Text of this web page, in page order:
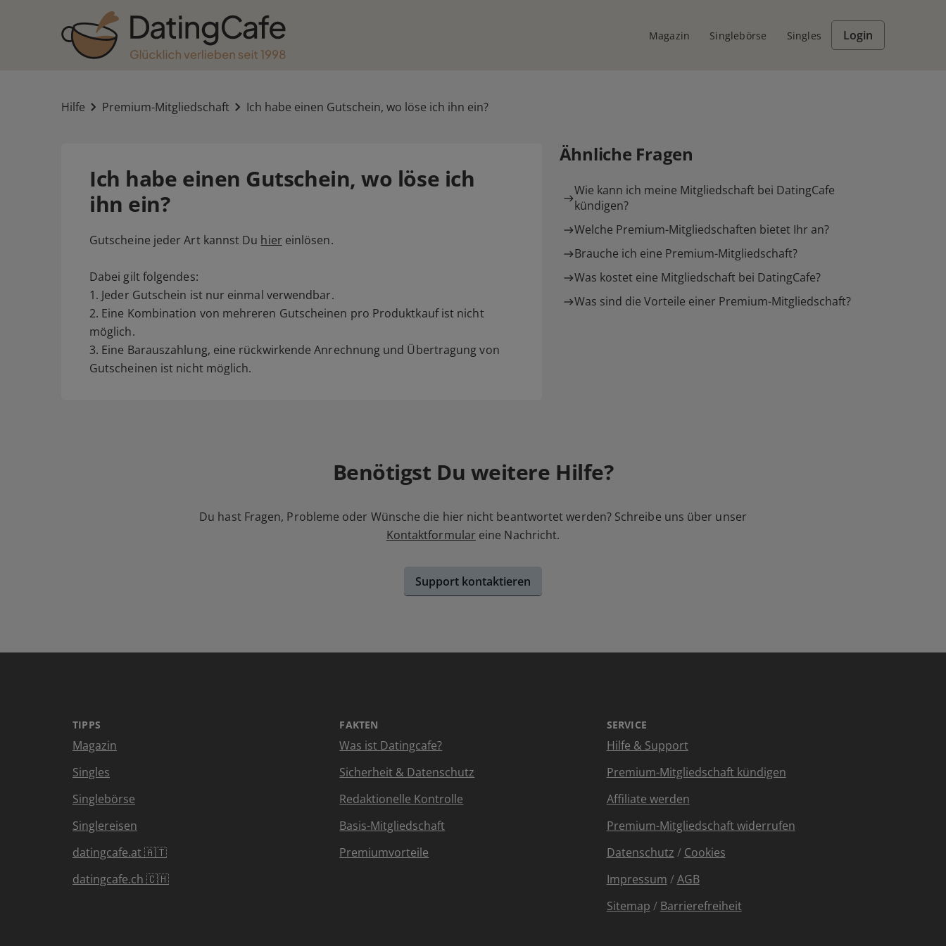
Magazin Singlebörse Singles Login
Hilfe Premium-Mitgliedschaft Ich habe einen Gutschein, wo löse ich ihn ein?
Ich habe einen Gutschein, wo löse ich
ihn ein?
Gutscheine jeder Art kannst Du hier einlösen.
Dabei gilt folgendes:
1. Jeder Gutschein ist nur einmal verwendbar.
2. Eine Kombination von mehreren Gutscheinen pro Produktkauf ist nicht
möglich.
3. Eine Barauszahlung, eine rückwirkende Anrechnung und Übertragung von
Gutscheinen ist nicht möglich.
Ähnliche Fragen
Wie kann ich meine Mitgliedschaft bei DatingCafe
kündigen?
Welche Premium-Mitgliedschaften bietet Ihr an?
Brauche ich eine Premium-Mitgliedschaft?
Was kostet eine Mitgliedschaft bei DatingCafe?
Was sind die Vorteile einer Premium-Mitgliedschaft?
Benötigst Du weitere Hilfe?
Du hast Fragen, Probleme oder Wünsche die hier nicht beantwortet werden? Schreibe uns über unser
Kontaktformular eine Nachricht.
Support kontaktieren
TIPPS
Magazin
Singles
Singlebörse
Singlereisen
datingcafe.at 🇦🇹
datingcafe.ch 🇨🇭
FAKTEN
Was ist Datingcafe?
Sicherheit & Datenschutz
Redaktionelle Kontrolle
Basis-Mitgliedschaft
Premiumvorteile
SERVICE
Hilfe & Support
Premium-Mitgliedschaft kündigen
Affiliate werden
Premium-Mitgliedschaft widerrufen
Datenschutz / Cookies
Impressum /AGB
Sitemap / Barrierefreiheit